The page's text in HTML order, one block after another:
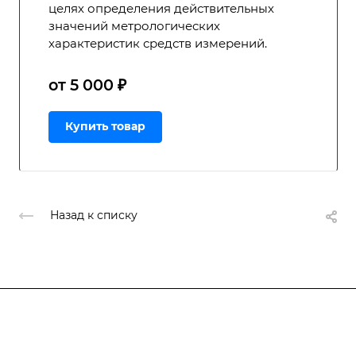
целях определения действительных
значений метрологических
характеристик средств измерений.
от 5 000 ₽
Купить товар
Назад к списку